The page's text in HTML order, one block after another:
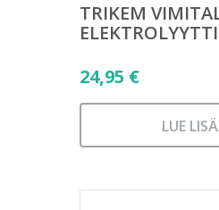
TRIKEM
ELEKTROLYYTTI
24,95 €
LUE